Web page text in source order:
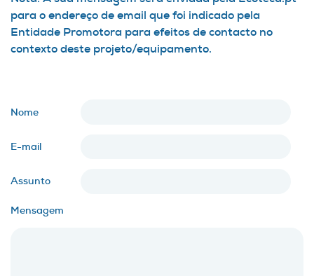
para o endereço de email que foi indicado pela
Entidade Promotora para efeitos de contacto no
contexto deste projeto/equipamento.
Nome
E-mail
Assunto
Mensagem